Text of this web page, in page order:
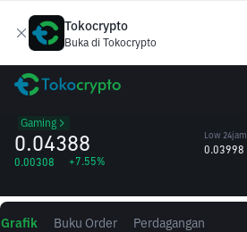
Tokocrypto
Buka di Tokocrypto
CATI Catizen
Gaming
0.04388
0.00308 +7.55%
Low 24jam
0.03998
Grafik Buku Order Perdagangan